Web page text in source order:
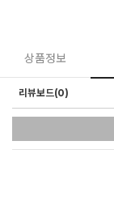
상품정보
리뷰보드(0)